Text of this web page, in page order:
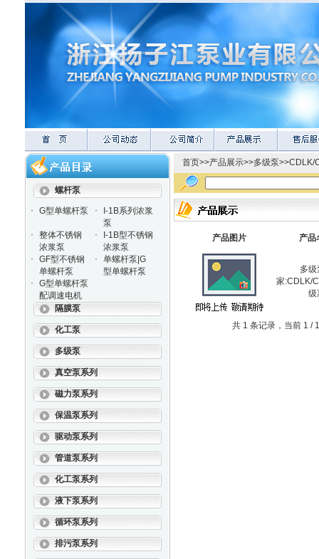
螺杆泵
·
G型单螺杆泵 ·
I-1B系列浓浆
泵
·
整体不锈钢
浓浆泵
·
I-1B型不锈钢
浓浆泵
·
GF型不锈钢
单螺杆泵
·
单螺杆泵|G
型单螺杆泵
·
G型单螺杆泵
配调速电机
隔膜泵
化工泵
多级泵
真空泵系列
磁力泵系列
保温泵系列
驱动泵系列
管道泵系列
化工泵系列
液下泵系列
循环泵系列
排污泵系列
首页>>产品展示>>多级泵>>CDLK/
产品图片 产品
多
家:CDLK/
级
共 1 条记录，当前 1